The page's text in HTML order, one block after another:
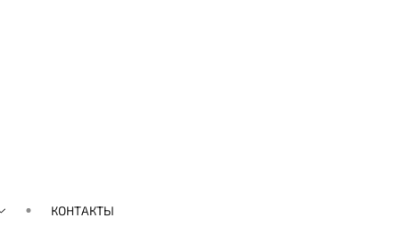
КОНТАКТЫ